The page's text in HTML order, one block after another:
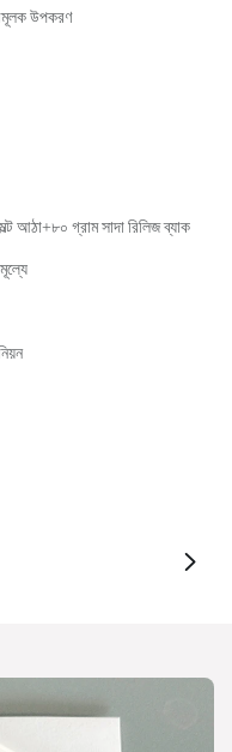
উপকরণ
আঠা+৮০ গ্রাম সাদা রিলিজ ব্যাক